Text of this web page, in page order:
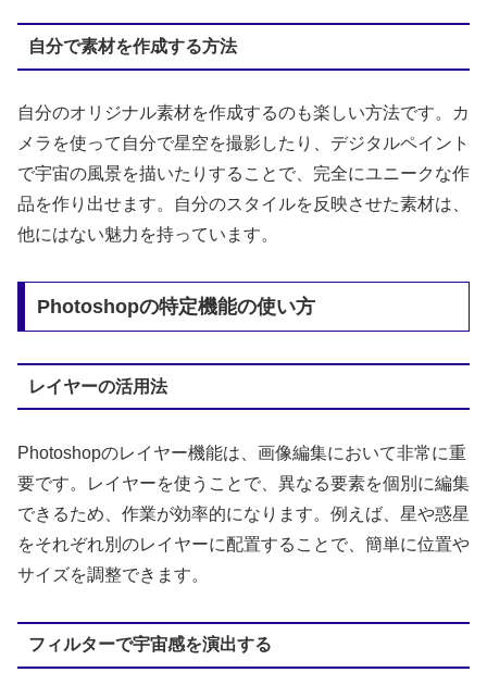
自分で素材を作成する方法
自分のオリジナル素材を作成するのも楽しい方法です。カ
メラを使って自分で星空を撮影したり、デジタルペイント
で宇宙の風景を描いたりすることで、完全にユニークな作
品を作り出せます。自分のスタイルを反映させた素材は、
他にはない魅力を持っています。
Photoshopの特定機能の使い方
レイヤーの活用法
Photoshopのレイヤー機能は、画像編集において非常に重
要です。レイヤーを使うことで、異なる要素を個別に編集
できるため、作業が効率的になります。例えば、星や惑星
をそれぞれ別のレイヤーに配置することで、簡単に位置や
サイズを調整できます。
フィルターで宇宙感を演出する